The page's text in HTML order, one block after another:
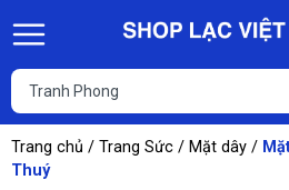
Trang chủ / Trang Sức / Mặt dây /
Thuý